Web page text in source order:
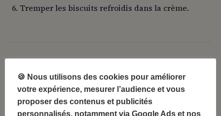
Tremper les biscuits refroidis dans la crème.
Vous venez de lire1 minutes. Merci pour
votre attention — c’est ce qui rend ce blog
possible.
🍪 Nous utilisons des cookies pour améliorer
votre expérience, mesurer l’audience et vous
proposer des contenus et publicités
personnalisés, notamment via Google Ads et nos